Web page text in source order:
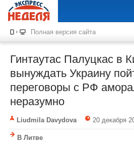
Полная версия сайта
Гинтаутас Палуцкас в
вынуждать Украину
переговоры с РФ
неразумно
Liudmila Davydova 20 декабря
В Литве